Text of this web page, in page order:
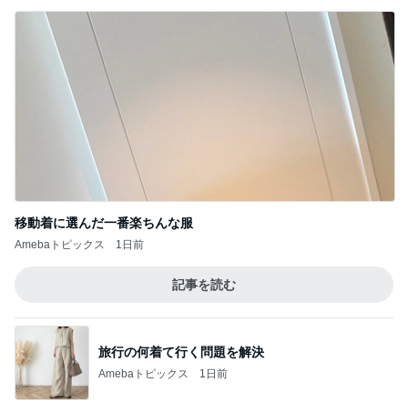
移動着に選んだ一番楽ちんな服
Amebaトピックス 1日前
記事を読む
旅行の何着て行く問題を解決
Amebaトピックス 1日前